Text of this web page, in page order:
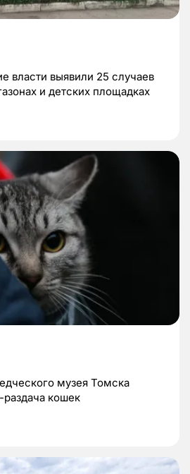
власти выявили 25 случаев
и детских площадках
музея Томска
раздача кошек